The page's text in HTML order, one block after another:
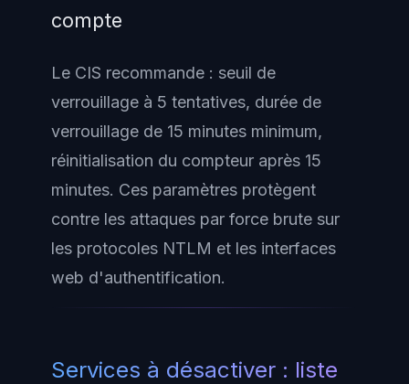
compte
Le CIS recommande : seuil de
verrouillage à 5 tentatives, durée de
verrouillage de 15 minutes minimum,
réinitialisation du compteur après 15
minutes. Ces paramètres protègent
contre les attaques par force brute sur
les protocoles NTLM et les interfaces
web d'authentification.
Services à désactiver : liste